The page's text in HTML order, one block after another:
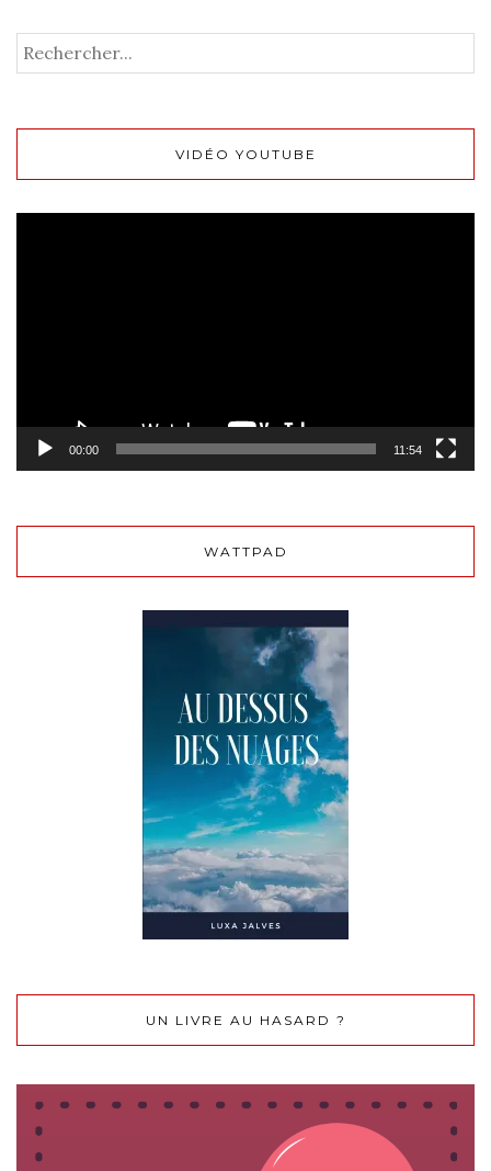
VIDÉO YOUTUBE
00:00 11:54
WATTPAD
UN LIVRE AU HASARD ?